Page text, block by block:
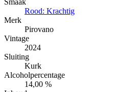
Smaak
Rood: Krachtig
Merk
Pirovano
Vintage
2024
Sluiting
Kurk
Alcoholpercentage
14,00 %